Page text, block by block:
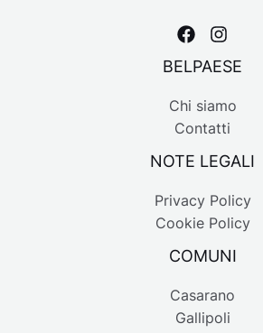
BELPAESE
Chi siamo
Contatti
NOTE LEGALI
Privacy Policy
Cookie Policy
COMUNI
Casarano
Gallipoli